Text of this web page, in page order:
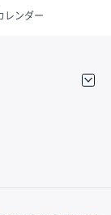
レンダー